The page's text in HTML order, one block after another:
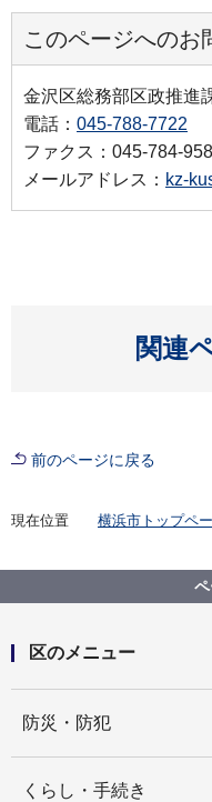
このページへのお
金沢区総務部区政推進
電話： 045-788-7722
ファクス：045-784-
メールアドレス： kz-
関連
前のページに戻る
現在位置 横浜市トップペ
広報よこはま金
区のメニュー
防災・防犯
くらし・手続き